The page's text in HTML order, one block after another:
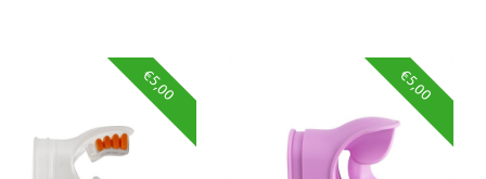
€5,00 €5,00